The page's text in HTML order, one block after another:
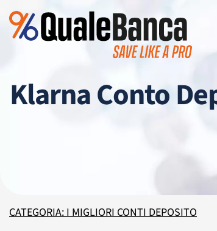
Klarna Conto
CATEGORIA: I MIGLIORI CONTI DEPOSITO